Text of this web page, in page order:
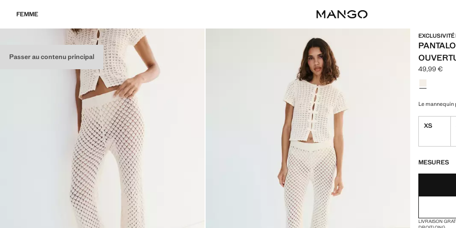
Passer au contenu principal
FEMME
EXCLUSIVITÉ
Prix actuel
49,99 €
Le mannequin
XS
MESURES
LIVRAISON